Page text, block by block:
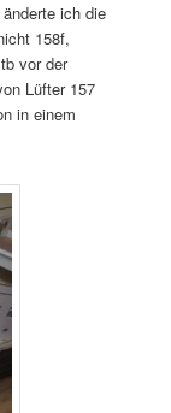
ich die
158f,
vor der
Lüfter 157
in einem